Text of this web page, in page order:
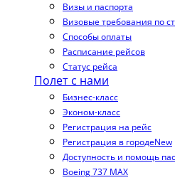
Визы и паспорта
Визовые требования по
Способы оплаты
Расписание рейсов
Статус рейса
Полет с нами
Бизнес-класс
Эконом-класс
Регистрация на рейс
Регистрация в городеNew
Доступность и помощь
Boeing 737 MAX